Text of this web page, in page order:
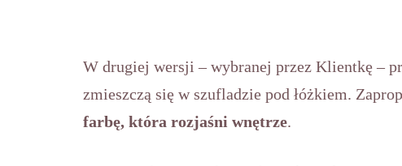
W drugiej wersji – wybranej przez Klientkę –
zmieszczą się w szufladzie pod łóżkiem.
farbę, która rozjaśni wnętrze.